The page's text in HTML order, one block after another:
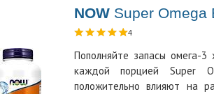
NOWSuper Omega
4
Пополняйте запасы омега-
каждой порцией Super
положительно влияют на